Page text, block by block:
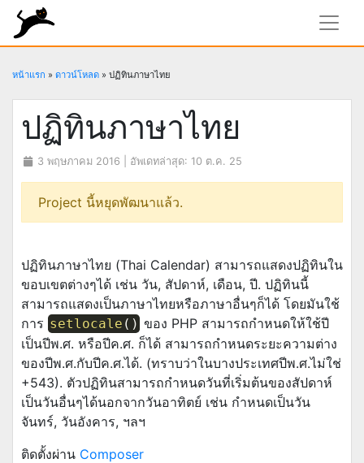
หน้าแรก » ดาวน์โหลด » ปฏิทินภาษาไทย
ปฏิทินภาษาไทย
3 พฤษภาคม 2016 | อัพเดทล่าสุด: 10 ต.ค. 25
Project นี้หยุดพัฒนาแล้ว.
ปฏิทินภาษาไทย (Thai Calendar) สามารถแสดงปฏิทินใน
ขอบเขตต่างๆได้ เช่น วัน, สัปดาห์, เดือน, ปี. ปฏิทินนี้
สามารถแสดงเป็นภาษาไทยหรือภาษาอื่นๆก็ได้ โดยมันใช้
การ setlocale ( ) ของ PHP สามารถกำหนดให้ใช้ปี
เป็นปีพ.ศ. หรือปีค.ศ. ก็ได้ สามารถกำหนดระยะความต่าง
ของปีพ.ศ.กับปีค.ศ.ได้. (ทราบว่าในบางประเทศปีพ.ศ.ไม่ใช่
+543). ตัวปฏิทินสามารถกำหนดวันที่เริ่มต้นของสัปดาห์
เป็นวันอื่นๆได้นอกจากวันอาทิตย์ เช่น กำหนดเป็นวัน
จันทร์, วันอังคาร, ฯลฯ
ติดตั้งผ่าน Composer